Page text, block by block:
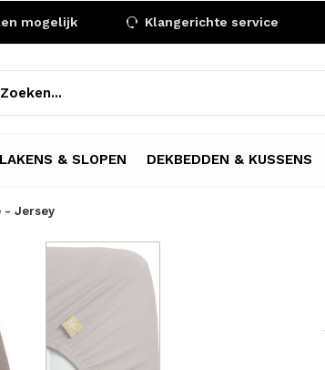
LAKENS & SLOPEN DEKBEDDEN & KUSSENS
mogelijk Klangerichte service
- Jersey